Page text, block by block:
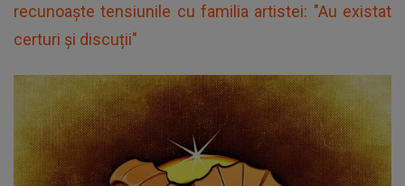
recunoaște tensiunile cu familia artistei: "Au existat
certuri și discuții"